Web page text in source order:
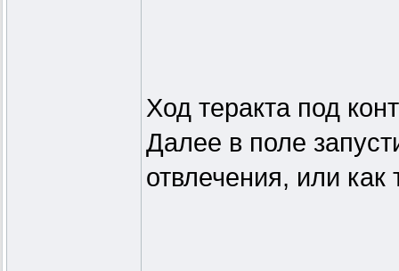
Ход теракта под
Далее в поле
отвлечения, или